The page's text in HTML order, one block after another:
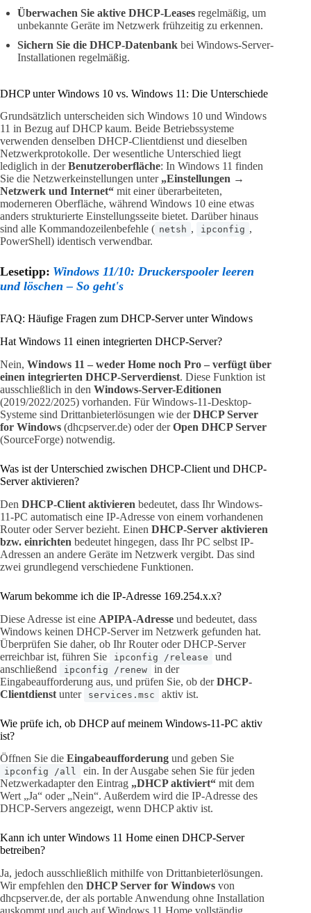
Überwachen Sie aktive DHCP-Leases regelmäßig, um
unbekannte Geräte im Netzwerk frühzeitig zu erkennen.
Sichern Sie die DHCP-Datenbank bei Windows-Server-
Installationen regelmäßig.
DHCP unter Windows 10 vs. Windows 11: Die Unterschiede
Grundsätzlich unterscheiden sich Windows 10 und Windows
11 in Bezug auf DHCP kaum. Beide Betriebssysteme
verwenden denselben DHCP-Clientdienst und dieselben
Netzwerkprotokolle. Der wesentliche Unterschied liegt
lediglich in derBenutzeroberfläche: In Windows 11 finden
Sie die Netzwerkeinstellungen unter „Einstellungen →
Netzwerk und Internet“ mit einer überarbeiteten,
moderneren Oberfläche, während Windows 10 eine etwas
anders strukturierte Einstellungsseite bietet. Darüber hinaus
sind alle Kommandozeilenbefehle ( netsh , ipconfig ,
PowerShell) identisch verwendbar.
Lesetipp: Windows 11/10: Druckerspooler leeren
und löschen – So geht's
FAQ: Häufige Fragen zum DHCP-Server unter Windows
Hat Windows 11 einen integrierten DHCP-Server?
Nein, Windows 11 – weder Home noch Pro – verfügt über
einen integrierten DHCP-Serverdienst. Diese Funktion ist
ausschließlich in den Windows-Server-Editionen
(2019/2022/2025) vorhanden. Für Windows-11-Desktop-
Systeme sind Drittanbieterlösungen wie derDHCP Server
for Windows (dhcpserver.de) oder derOpen DHCP Server
(SourceForge) notwendig.
Was ist der Unterschied zwischen DHCP-Client und DHCP-
Server aktivieren?
Den DHCP-Client aktivieren bedeutet, dass Ihr Windows-
11-PC automatisch eine IP-Adresse von einem vorhandenen
Router oder Server bezieht. Einen DHCP-Server aktivieren
bzw. einrichten bedeutet hingegen, dass Ihr PC selbst IP-
Adressen an andere Geräte im Netzwerk vergibt. Das sind
zwei grundlegend verschiedene Funktionen.
Warum bekomme ich die IP-Adresse 169.254.x.x?
Diese Adresse ist eine APIPA-Adresse und bedeutet, dass
Windows keinen DHCP-Server im Netzwerk gefunden hat.
Überprüfen Sie daher, ob Ihr Router oder DHCP-Server
erreichbar ist, führen Sie
ipconfig /release
und
anschließend
ipconfig /renew
in der
Eingabeaufforderung aus, und prüfen Sie, ob derDHCP-
Clientdienst unter services.msc aktiv ist.
Wie prüfe ich, ob DHCP auf meinem Windows-11-PC aktiv
ist?
Öffnen Sie die Eingabeaufforderung und geben Sie
ipconfig /all
ein. In der Ausgabe sehen Sie für jeden
Netzwerkadapter den Eintrag „DHCP aktiviert“ mit dem
Wert „Ja“ oder „Nein“. Außerdem wird die IP-Adresse des
DHCP-Servers angezeigt, wenn DHCP aktiv ist.
Kann ich unter Windows 11 Home einen DHCP-Server
betreiben?
Ja, jedoch ausschließlich mithilfe von Drittanbieterlösungen.
Wir empfehlen den DHCP Server for Windows von
dhcpserver.de, der als portable Anwendung ohne Installation